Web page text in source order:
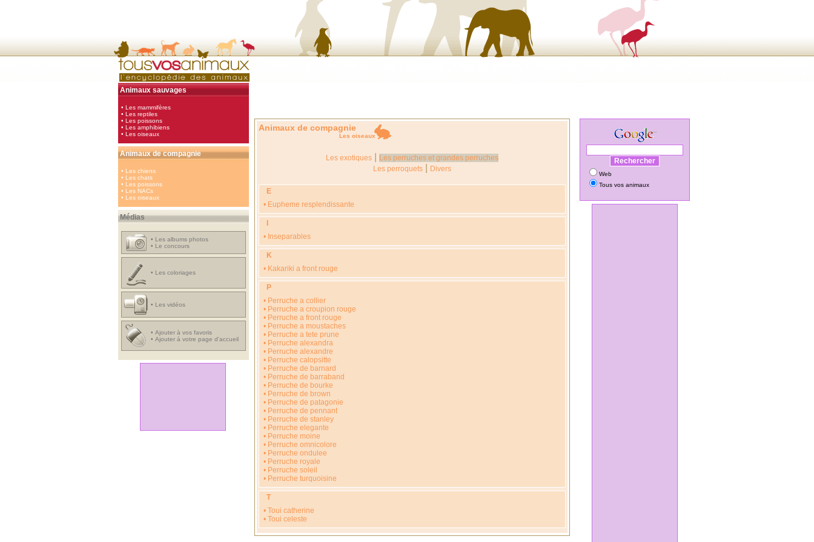
Animaux sauvages
• Les mammifères
• Les reptiles
• Les poissons
• Les amphibiens
• Les oiseaux
Animaux de compagnie
• Les chiens
• Les chats
• Les poissons
• Les NACs
• Les oiseaux
Médias
• Les albums photos
• Le concours
• Les coloriages
• Les vidéos
• Ajouter à vos favoris
• Ajouter à votre page d'accueil
Animaux de compagnie
Les oiseaux
Les exotiques
Les perruches et grandes perruches
Les perroquets
Divers
E
• Eupheme resplendissante
• Inseparables
K
• Kakariki a front rouge
P
• Perruche a collier
• Perruche a croupion rouge
• Perruche a front rouge
• Perruche a moustaches
• Perruche a tete prune
• Perruche alexandra
• Perruche alexandre
• Perruche calopsitte
• Perruche de barnard
• Perruche de barraband
• Perruche de bourke
• Perruche de brown
• Perruche de patagonie
• Perruche de pennant
• Perruche de stanley
• Perruche elegante
• Perruche moine
• Perruche omnicolore
• Perruche ondulee
• Perruche royale
• Perruche soleil
• Perruche turquoisine
T
• Toui catherine
• Toui celeste
Web
Tous vos animaux